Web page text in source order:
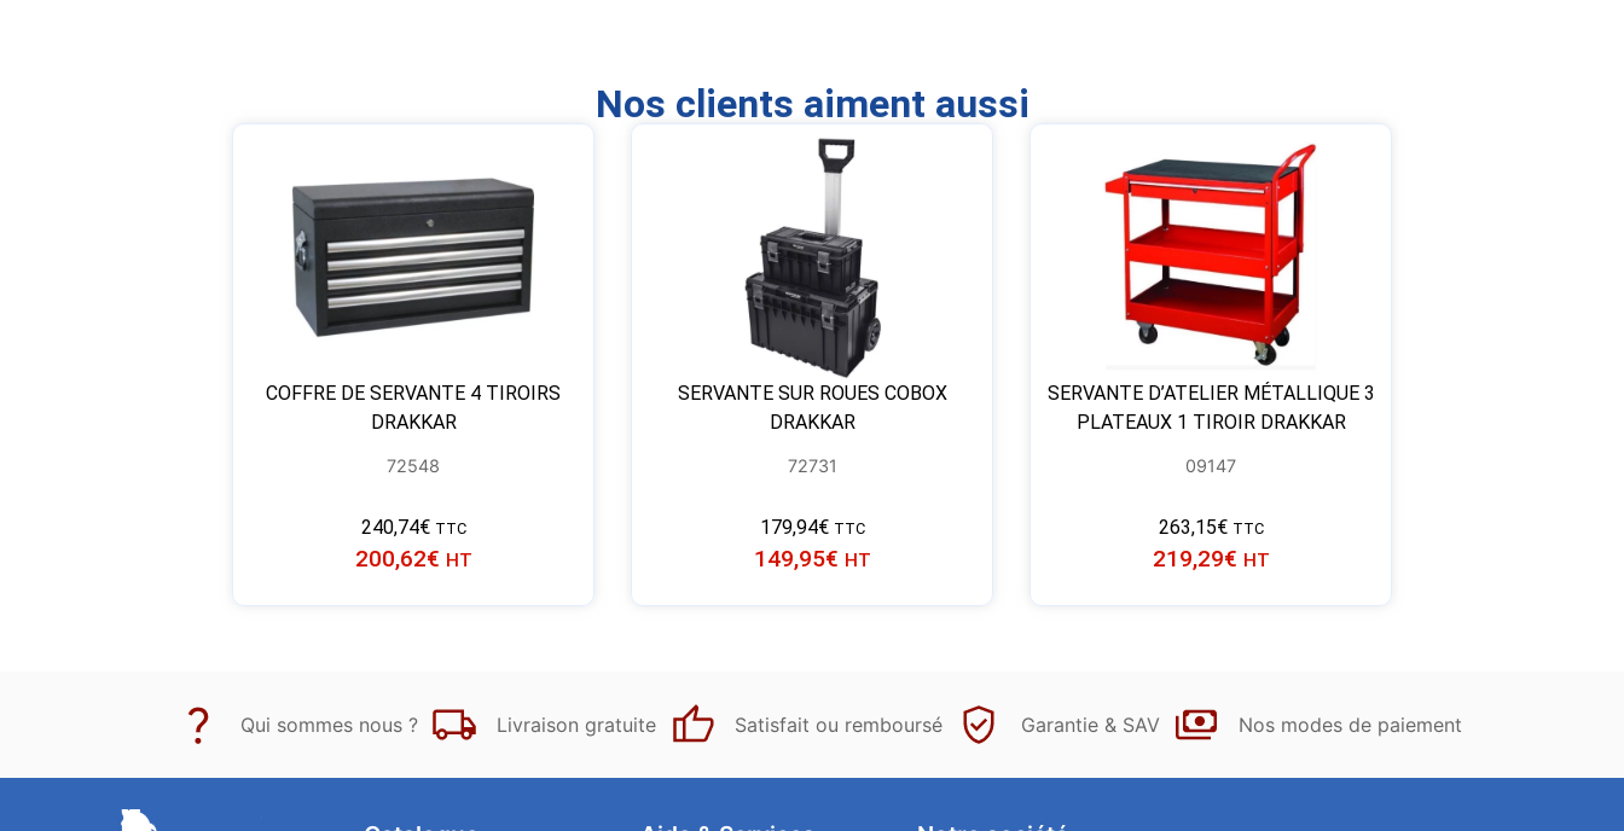
Nos clients aiment aussi
COFFRE DE SERVANTE 4 TIROIRS
DRAKKAR
72548
240,74€ TTC
200,62€ HT
SERVANTE SUR ROUES COBOX
DRAKKAR
72731
179,94€ TTC
149,95€ HT
SERVANTE D’ATELIER MÉTALLIQUE 3
PLATEAUX 1 TIROIR DRAKKAR
09147
263,15€ TTC
219,29€ HT
Qui sommes nous ? Livraison gratuite Satisfait ou remboursé Garantie & SAV Nos modes de paiement